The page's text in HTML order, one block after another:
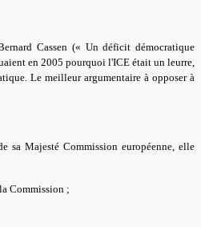
Cassen (« Un déficit démocratique
en 2005 pourquoi l'ICE était un leurre,
Le meilleur argumentaire à opposer à
sa Majesté Commission européenne, elle
Commission ;